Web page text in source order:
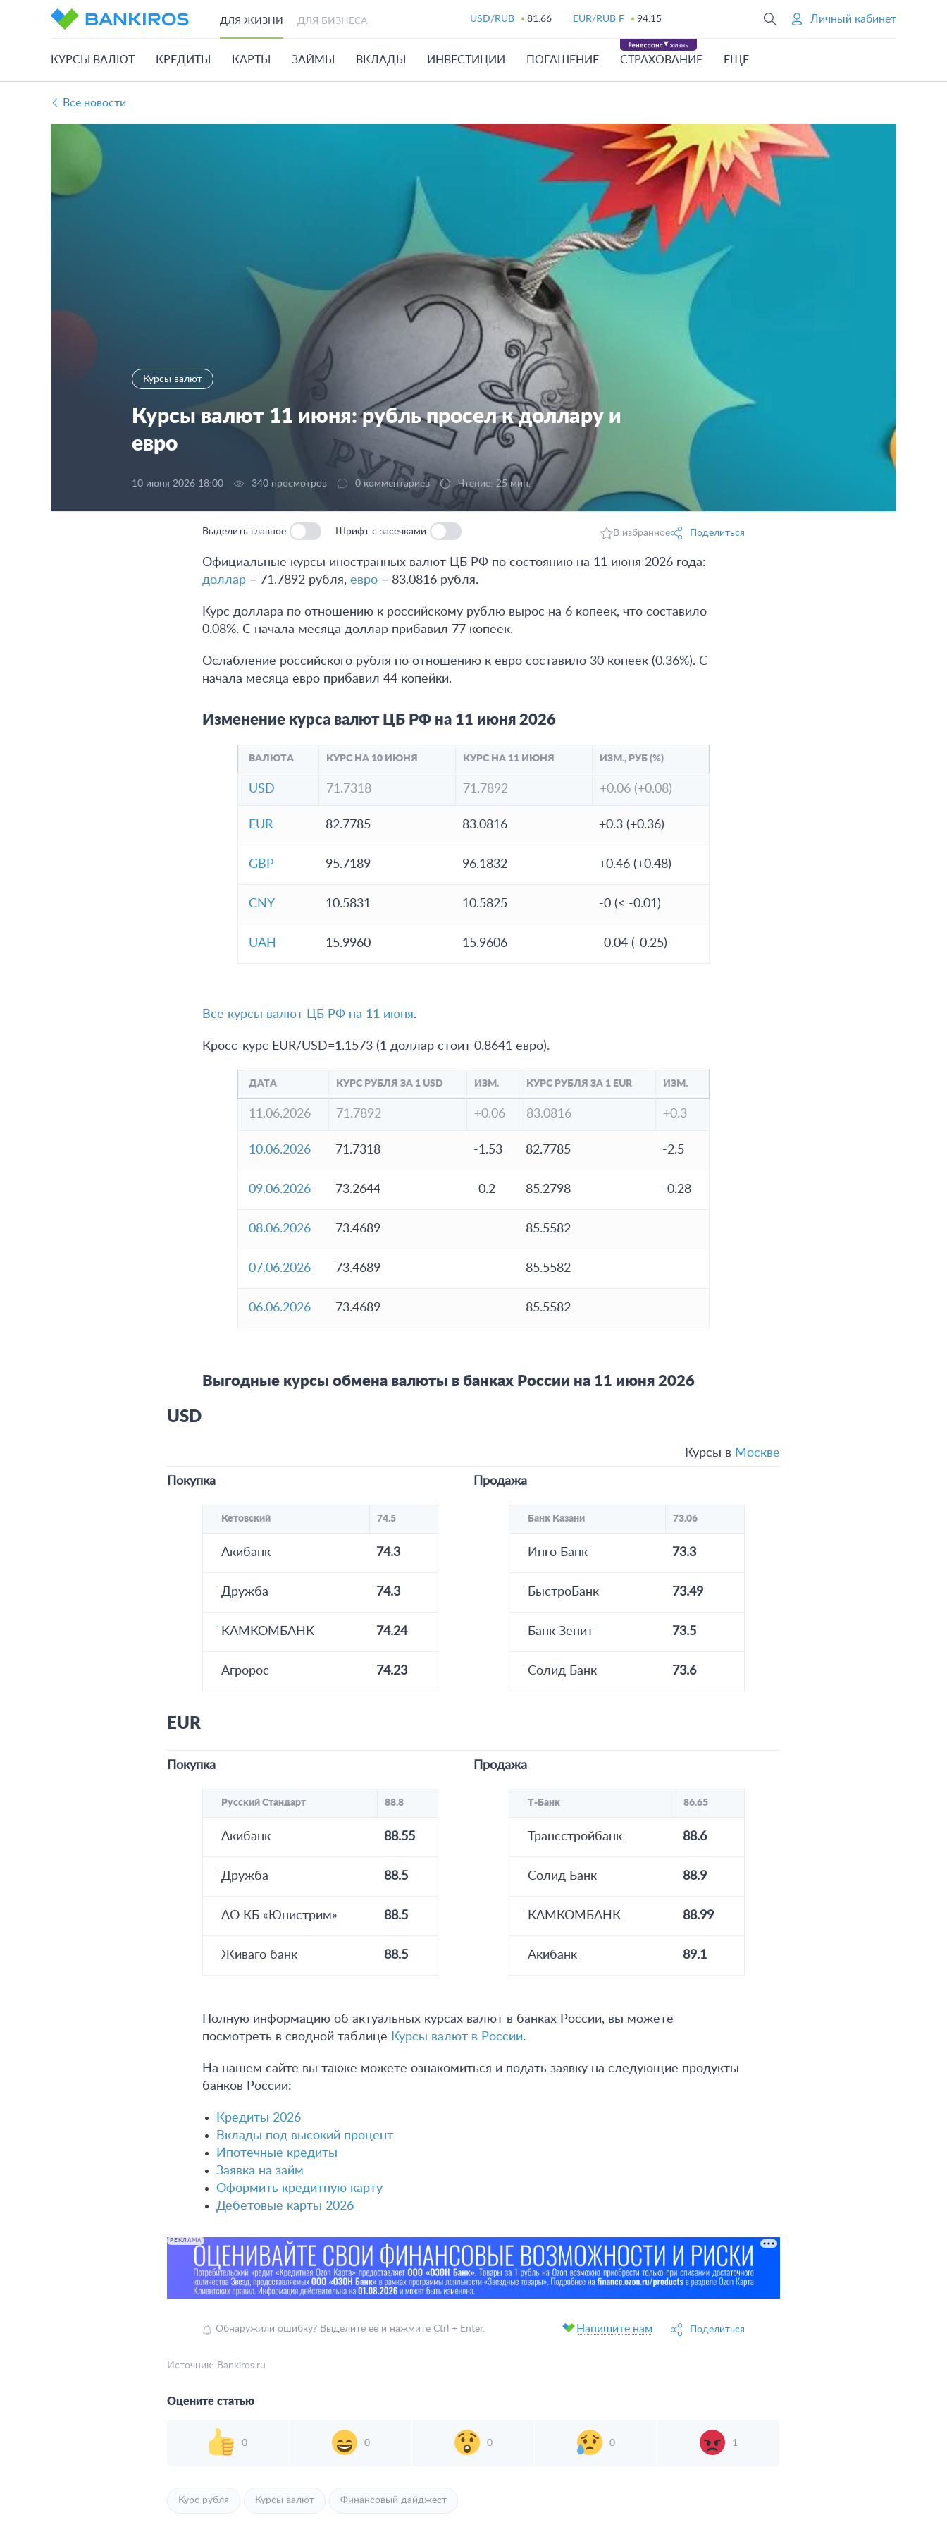
ДЛЯ ЖИЗНИ ДЛЯ БИЗНЕСА USD/RUB 81.66 EUR/RUB F 94.15 Личный кабинет
КУРСЫ ВАЛЮТ КРЕДИТЫ КАРТЫ ЗАЙМЫ ВКЛАДЫ ИНВЕСТИЦИИ ПОГАШЕНИЕ СТРАХОВАНИЕ ЕЩЕ
Все новости
Курсы валют
Курсы валют 11 июня: рубль просел к доллару и
евро
10 июня 2026 18:00 340 просмотров 0 комментариев Чтение: 25 мин.
Выделить главное Шрифт с засечками В избранное Поделиться
Официальные курсы иностранных валют ЦБ РФ по состоянию на 11 июня 2026 года:
доллар – 71.7892 рубля, евро – 83.0816 рубля.
Курс доллара по отношению к российскому рублю вырос на 6 копеек, что составило
0.08%. С начала месяца доллар прибавил 77 копеек.
Ослабление российского рубля по отношению к евро составило 30 копеек (0.36%). С
начала месяца евро прибавил 44 копейки.
Изменение курса валют ЦБ РФ на 11 июня 2026
ВАЛЮТА КУРС НА 10 ИЮНЯ КУРС НА 11 ИЮНЯ ИЗМ., РУБ (%)
USD 71.7318 71.7892 +0.06 (+0.08)
EUR 82.7785 83.0816 +0.3 (+0.36)
GBP 95.7189 96.1832 +0.46 (+0.48)
CNY 10.5831 10.5825 -0 (< -0.01)
UAH 15.9960 15.9606 -0.04 (-0.25)
Все курсы валют ЦБ РФ на 11 июня.
Кросс-курс EUR/USD=1.1573 (1 доллар стоит 0.8641 евро).
ДАТА КУРС РУБЛЯ ЗА 1 USD ИЗМ. КУРС РУБЛЯ ЗА 1 EUR ИЗМ.
11.06.2026 71.7892 +0.06 83.0816 +0.3
10.06.2026 71.7318 -1.53 82.7785 -2.5
09.06.2026 73.2644 -0.2 85.2798 -0.28
08.06.2026 73.4689 85.5582
07.06.2026 73.4689 85.5582
06.06.2026 73.4689 85.5582
Выгодные курсы обмена валюты в банках России на 11 июня 2026
USD
Курсы в Москве
Покупка
Кетовский 74.5
Акибанк 74.3
Дружба 74.3
КАМКОМБАНК 74.24
Агророс 74.23
Продажа
Банк Казани 73.06
Инго Банк 73.3
БыстроБанк 73.49
Банк Зенит 73.5
Солид Банк 73.6
EUR
Покупка
Русский Стандарт 88.8
Акибанк 88.55
Дружба 88.5
АО КБ «Юнистрим» 88.5
Живаго банк 88.5
Продажа
Т-Банк 86.65
Трансстройбанк 88.6
Солид Банк 88.9
КАМКОМБАНК 88.99
Акибанк 89.1
Полную информацию об актуальных курсах валют в банках России, вы можете
посмотреть в сводной таблице Курсы валют в России.
На нашем сайте вы также можете ознакомиться и подать заявку на следующие продукты
банков России:
Кредиты 2026
Вклады под высокий процент
Ипотечные кредиты
Заявка на займ
Оформить кредитную карту
Дебетовые карты 2026
РЕКЛАМА
Обнаружили ошибку? Выделите ее и нажмите Ctrl + Enter. Напишите нам Поделиться
Источник: Bankiros.ru
Оцените статью
0 0 0 0 1
Курс рубля Курсы валют Финансовый дайджест